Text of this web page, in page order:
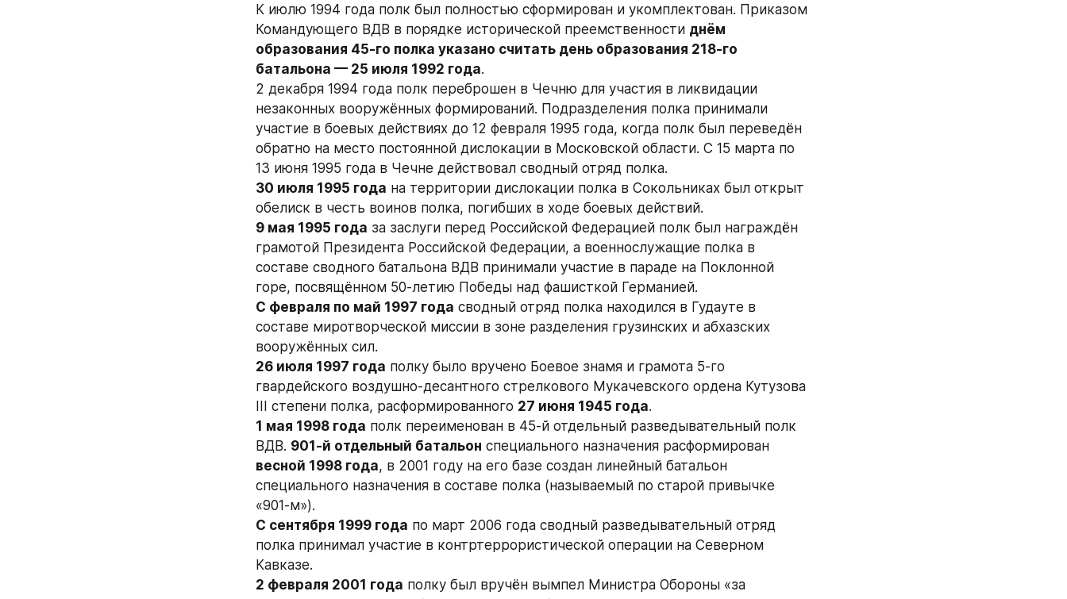
К июлю 1994 года полк был полностью сформирован и укомплектован. Приказом
Командующего ВДВ в порядке исторической преемственности днём
образования 45-го полка указано считать день образования 218-го
батальона — 25 июля 1992 года.
2 декабря 1994 года полк переброшен в Чечню для участия в ликвидации
незаконных вооружённых формирований. Подразделения полка принимали
участие в боевых действиях до 12 февраля 1995 года, когда полк был переведён
обратно на место постоянной дислокации в Московской области. С 15 марта по
13 июня 1995 года в Чечне действовал сводный отряд полка.
30 июля 1995 года на территории дислокации полка в Сокольниках был открыт
обелиск в честь воинов полка, погибших в ходе боевых действий.
9 мая 1995 года за заслуги перед Российской Федерацией полк был награждён
грамотой Президента Российской Федерации, а военнослужащие полка в
составе сводного батальона ВДВ принимали участие в параде на Поклонной
горе, посвящённом 50-летию Победы над фашисткой Германией.
С февраля по май 1997 года сводный отряд полка находился в Гудауте в
составе миротворческой миссии в зоне разделения грузинских и абхазских
вооружённых сил.
26 июля 1997 года полку было вручено Боевое знамя и грамота 5-го
гвардейского воздушно-десантного стрелкового Мукачевского ордена Кутузова
III степени полка, расформированного 27 июня 1945 года.
1 мая 1998 года полк переименован в 45-й отдельный разведывательный полк
ВДВ. 901-й отдельный батальон
весной 1998 года, в 2001 году на его базе создан линейный батальон
специального назначения в составе полка (называемый по старой привычке
«901-м»).
С сентября 1999 года по март 2006 года сводный разведывательный отряд
полка принимал участие в контртеррористической операции на Северном
Кавказе.
2 февраля 2001 года полку был вручён вымпел Министра Обороны «за